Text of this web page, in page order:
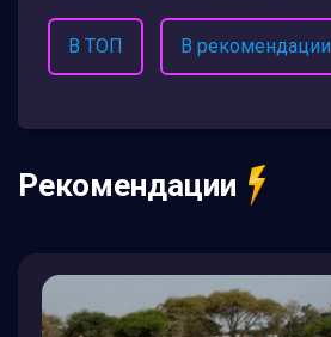
В ТОП В рекомендации
Рекомендации